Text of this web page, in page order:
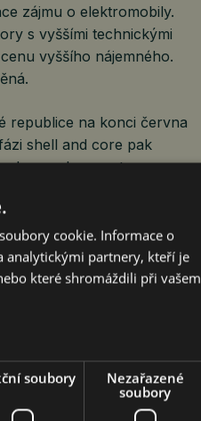
zájmu o elektromobily.
s vyššími technickými
vyššího nájemného.
republice na konci června
shell and core pak
nebo prostor
a vkusu budoucího
z několika významných
skladů hodnotí
m2nových industriálních
zóna) Hruškové
m
. Obdobnou plochu
cookie. Informace o
analytickými partnery, kteří je
které shromáždili při vašem
soubory
Nezařazené
soubory